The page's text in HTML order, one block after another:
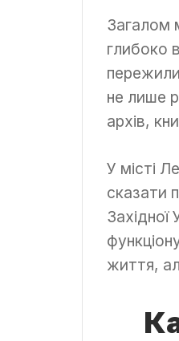
Загалом
глибоко
не лише
архів,
У місті
сказати
Західної
життя,